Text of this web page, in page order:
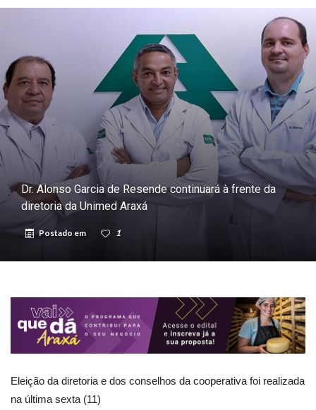
Dr. Alonso Garcia de Resende continuará à frente da
diretoria da Unimed Araxá
Postado em 1
Eleição da diretoria e dos conselhos da cooperativa foi realizada
na última sexta (11)